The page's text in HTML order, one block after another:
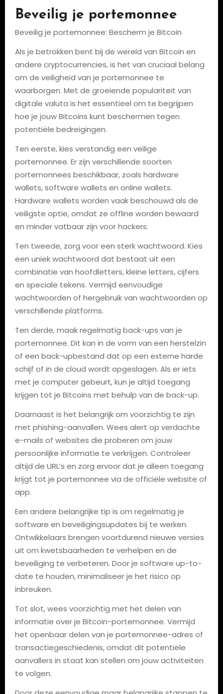
Beveilig je portemonnee
Beveilig je portemonnee: Bescherm je Bitcoin
Als je betrokken bent bij de wereld van Bitcoin en
andere cryptocurrencies, is het van cruciaal belang
om de veiligheid van je portemonnee te
waarborgen. Met de groeiende populariteit van
digitale valuta is het essentieel om te begrijpen
hoe je jouw Bitcoins kunt beschermen tegen
potentiële bedreigingen.
Ten eerste, kies verstandig een veilige
portemonnee. Er zijn verschillende soorten
portemonnees beschikbaar, zoals hardware
wallets, software wallets en online wallets.
Hardware wallets worden vaak beschouwd als de
veiligste optie, omdat ze offline worden bewaard
en minder vatbaar zijn voor hackers.
Ten tweede, zorg voor een sterk wachtwoord. Kies
een uniek wachtwoord dat bestaat uit een
combinatie van hoofdletters, kleine letters, cijfers
en speciale tekens. Vermijd eenvoudige
wachtwoorden of hergebruik van wachtwoorden op
verschillende platforms.
Ten derde, maak regelmatig back-ups van je
portemonnee. Dit kan in de vorm van een herstelzin
of een back-upbestand dat op een externe harde
schijf of in de cloud wordt opgeslagen. Als er iets
met je computer gebeurt, kun je altijd toegang
krijgen tot je Bitcoins met behulp van de back-up.
Daarnaast is het belangrijk om voorzichtig te zijn
met phishing-aanvallen. Wees alert op verdachte
e-mails of websites die proberen om jouw
persoonlijke informatie te verkrijgen. Controleer
altijd de URL’s en zorg ervoor dat je alleen toegang
krijgt tot je portemonnee via de officiële website of
app.
Een andere belangrijke tip is om regelmatig je
software en beveiligingsupdates bij te werken.
Ontwikkelaars brengen voortdurend nieuwe versies
uit om kwetsbaarheden te verhelpen en de
beveiliging te verbeteren. Door je software up-to-
date te houden, minimaliseer je het risico op
inbreuken.
Tot slot, wees voorzichtig met het delen van
informatie over je Bitcoin-portemonnee. Vermijd
het openbaar delen van je portemonnee-adres of
transactiegeschiedenis, omdat dit potentiële
aanvallers in staat kan stellen om jouw activiteiten
te volgen.